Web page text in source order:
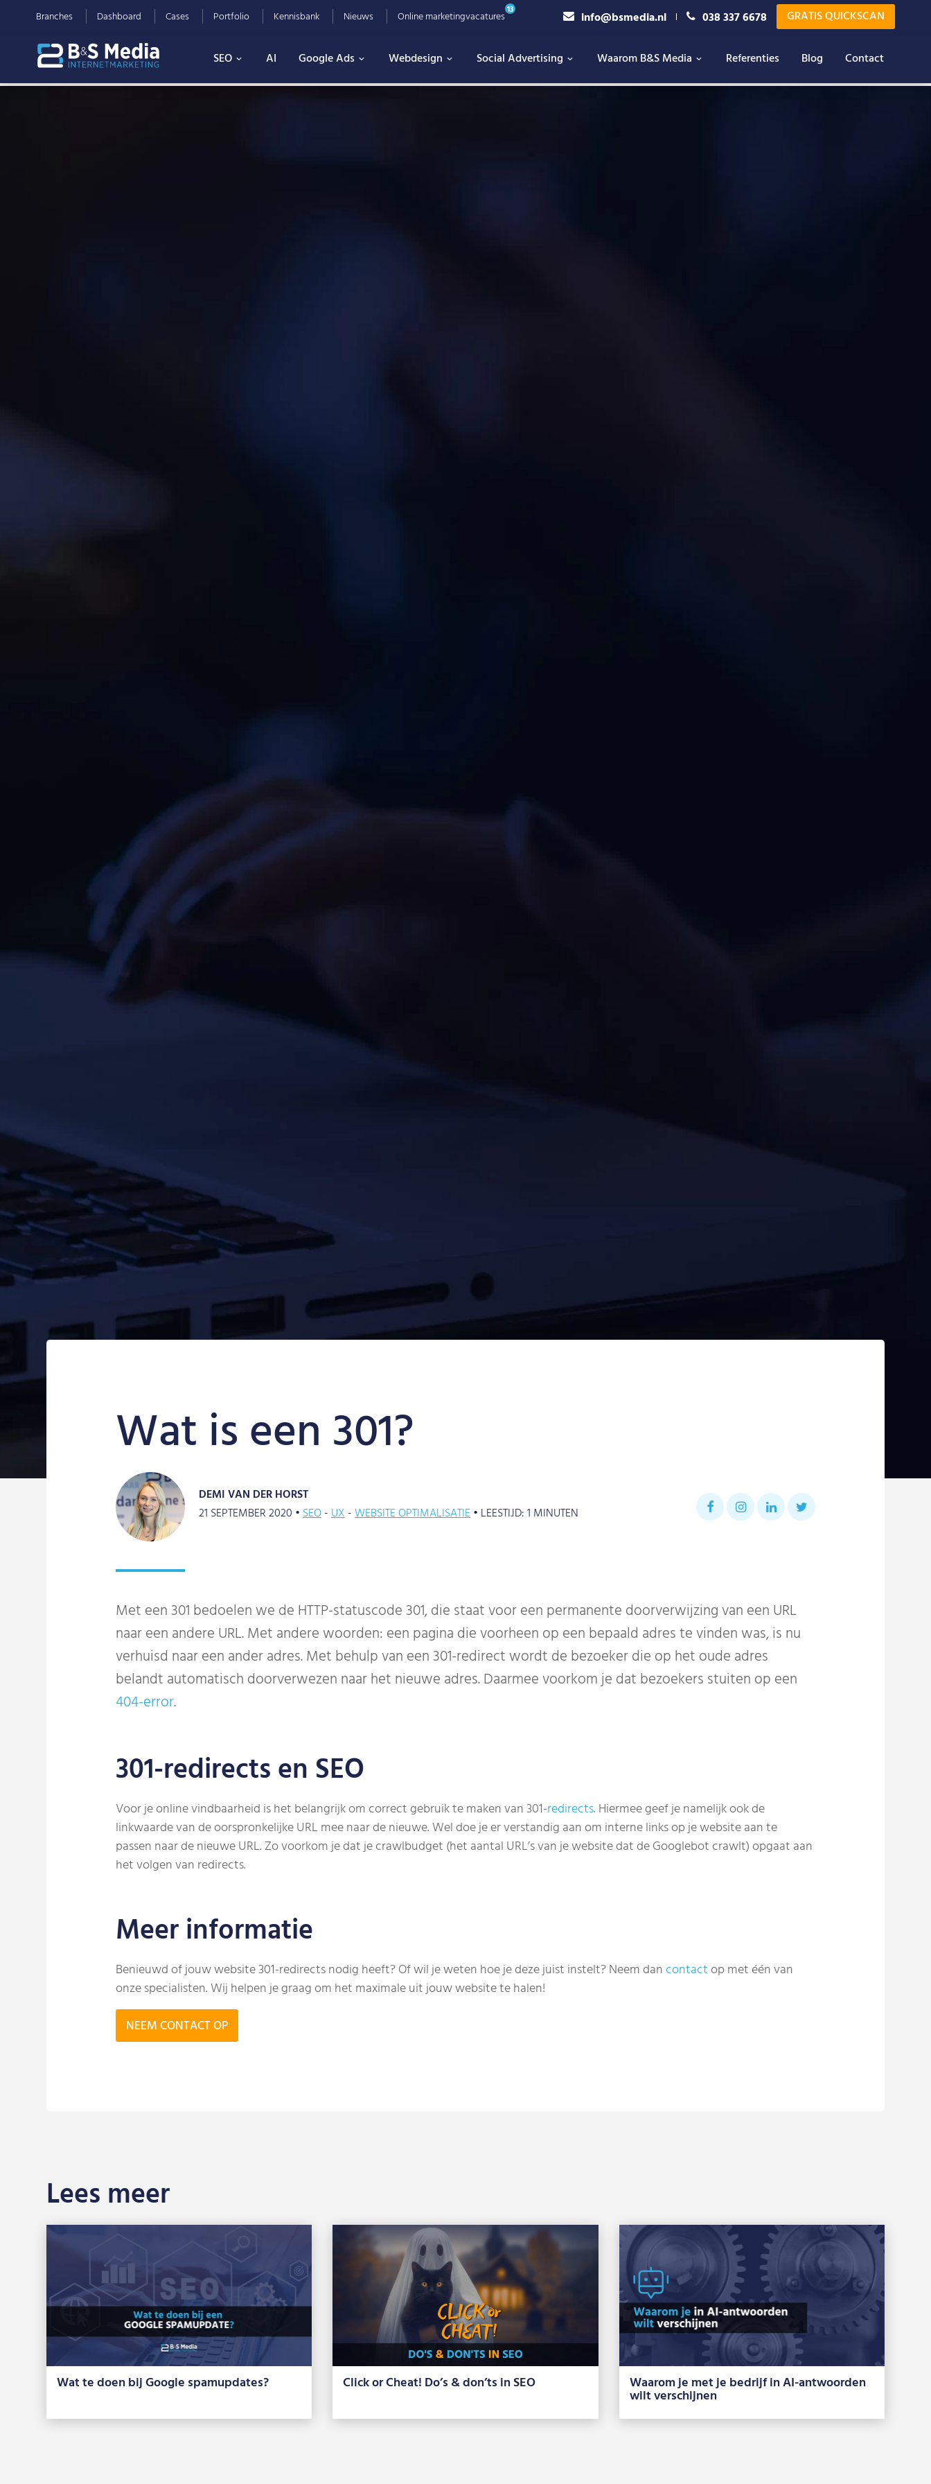
Branches Dashboard Cases Portfolio Kennisbank Nieuws Online marketingvacatures13 info@bsmedia.nl 038 337 6678 GRATIS QUICKSCAN
SEO AI Google Ads Webdesign Social Advertising Waarom B&S Media Referenties Blog Contact
Wat is een 301?
DEMI VAN DER HORST
21 SEPTEMBER 2020 •SEO UX WEBSITE OPTIMALISATIE• LEESTIJD:1 MINUTEN
Met een 301 bedoelen we de HTTP-statuscode 301, die staat voor een permanente doorverwijzing van een URL
naar een andere URL. Met andere woorden: een pagina die voorheen op een bepaald adres te vinden was, is nu
verhuisd naar een ander adres. Met behulp van een 301-redirect wordt de bezoeker die op het oude adres
belandt automatisch doorverwezen naar het nieuwe adres. Daarmee voorkom je dat bezoekers stuiten op een
404-error.
301-redirects en SEO
Voor je online vindbaarheid is het belangrijk om correct gebruik te maken van 301-redirects. Hiermee geef je namelijk ook de
linkwaarde van de oorspronkelijke URL mee naar de nieuwe. Wel doe je er verstandig aan om interne links op je website aan te
passen naar de nieuwe URL. Zo voorkom je dat je crawlbudget (het aantal URL’s van je website dat de Googlebot crawlt) opgaat aan
het volgen van redirects.
Meer informatie
Benieuwd of jouw website 301-redirects nodig heeft? Of wil je weten hoe je deze juist instelt? Neem dancontactop met één van
onze specialisten. Wij helpen je graag om het maximale uit jouw website te halen!
NEEM CONTACT OP
Lees meer
Wat te doen bij Google spamupdates? Click or Cheat! Do’s & don’ts in SEO Waarom je met je bedrijf in AI-antwoorden
wilt verschijnen